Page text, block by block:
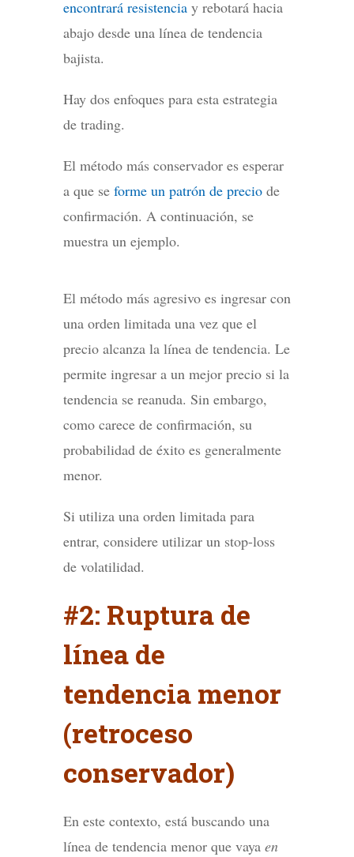
encontrará resistencia y rebotará hacia
abajo desde una línea de tendencia
bajista.
Hay dos enfoques para esta estrategia
de trading.
El método más conservador es esperar
a que se forme un patrón de precio de
confirmación. A continuación, se
muestra un ejemplo.
El método más agresivo es ingresar con
una orden limitada una vez que el
precio alcanza la línea de tendencia. Le
permite ingresar a un mejor precio si la
tendencia se reanuda. Sin embargo,
como carece de confirmación, su
probabilidad de éxito es generalmente
menor.
Si utiliza una orden limitada para
entrar, considere utilizar un stop-loss
de volatilidad.
#2: Ruptura de
línea de
tendencia menor
(retroceso
conservador)
En este contexto, está buscando una
línea de tendencia menor que vaya en